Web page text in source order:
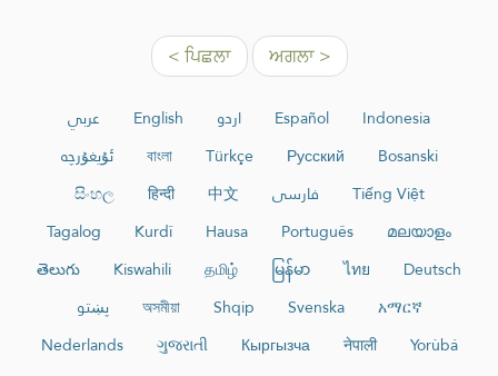
< ਪਿਛਲਾ ਅਗਲਾ >
عربي English اردو Español
Indonesia
ئۇيغۇرچە
বাংলা Türkçe Русский
Bosanski
සිංහල
हिन्दी 中文 فارسی
Tiếng Việt
Tagalog
Kurdî Hausa Português
മലയാളം
తెలుగు
Kiswahili தமிழ் မြန်မာ ไทย
Deutsch
پښتو
অসমীয়া Shqip Svenska
አማርኛ
Nederlands
ગુજરાતી Кыргызча नेपाली
Yorùbá